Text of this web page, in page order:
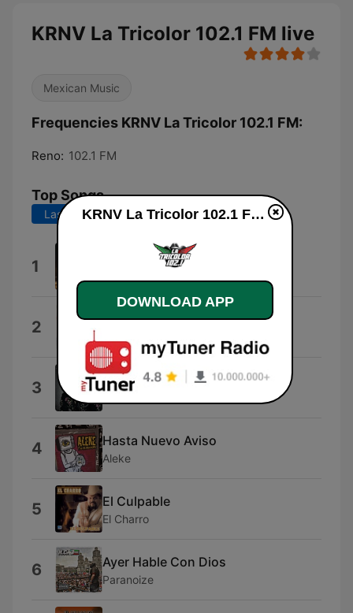
KRNV La Tricolor 102.1 FM live
Mexican Music
Frequencies KRNV La Tricolor 102.1 FM:
Reno: 102.1 FM
Top Songs
Last 7 days Last 30 days
1 Entrega De Amor
2 Si las Miradas Mataran
3 Te Dije
4 Hasta Nuevo Aviso
Aleke
5 El Culpable
El Charro
6 Ayer Hable Con Dios
Paranoize
KRNV La Tricolor 102.1 FM live
DOWNLOAD APP